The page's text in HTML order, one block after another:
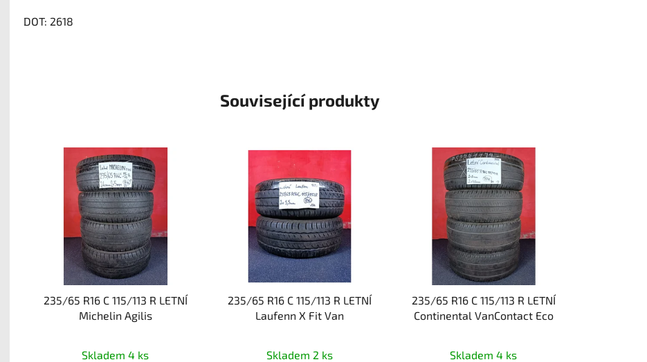
DOT: 2618
Související produkty
235/65 R16 C 115/113 R LETNÍ
Michelin Agilis
Skladem 4 ks
235/65 R16 C 115/113 R LETNÍ
Laufenn X Fit Van
Skladem 2 ks
235/65 R16 C 115/113 R LETNÍ
Continental VanContact Eco
Skladem 4 ks